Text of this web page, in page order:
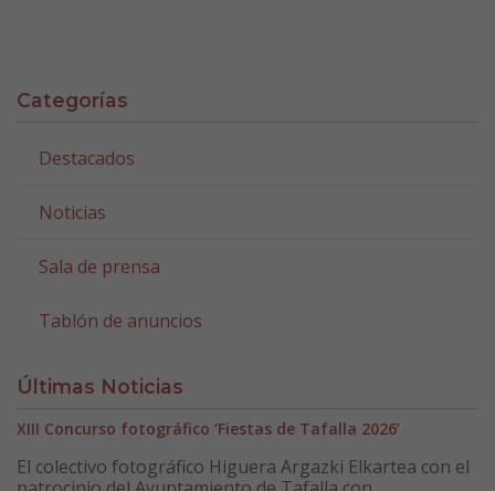
Categorías
Destacados
Noticias
Sala de prensa
Tablón de anuncios
Últimas Noticias
XIII Concurso fotográfico ‘Fiestas de Tafalla 2026’
El colectivo fotográfico Higuera Argazki Elkartea con el